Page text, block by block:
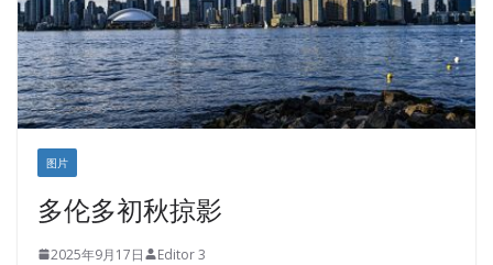
图片
多伦多初秋掠影
2025年9月17日 Editor 3